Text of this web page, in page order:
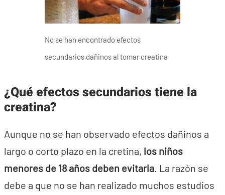
No se han encontrado efectos
secundarios dañinos al tomar creatina
¿Qué efectos secundarios tiene la
creatina?
Aunque no se han observado efectos dañinos a
largo o corto plazo en la cretina, los niños
menores de 18 años deben evitarla . La razón se
debe a que no se han realizado muchos estudios